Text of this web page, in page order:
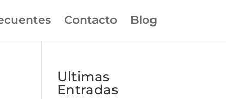
Contacto Blog
Ultimas
Entradas